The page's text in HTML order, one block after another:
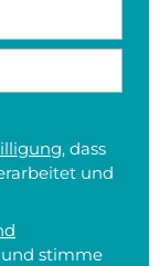
, dass
und
stimme